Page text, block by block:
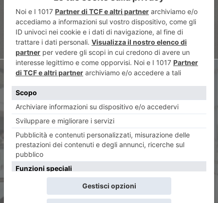
Classifica sindaci, Forza Italia
Torino: “Lo Russo in caduta
libera”